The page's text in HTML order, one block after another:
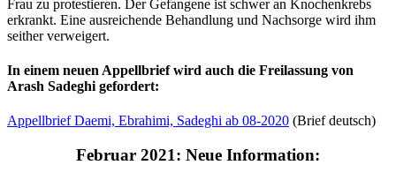
Frau zu protestieren. Der Gefangene ist schwer an Knochenkrebs
erkrankt. Eine ausreichende Behandlung und Nachsorge wird ihm
seither verweigert.
In einem neuen Appellbrief wird auch die Freilassung von
Arash Sadeghi gefordert:
Appellbrief Daemi, Ebrahimi, Sadeghi ab 08-2020 (Brief deutsch)
Februar 2021: Neue Information: